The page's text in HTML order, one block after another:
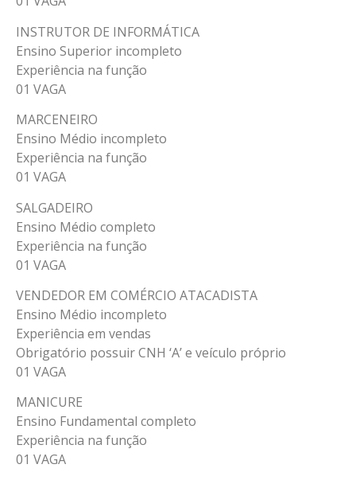
INSTRUTOR DE INFORMÁTICA
Ensino Superior incompleto
Experiência na função
01 VAGA
MARCENEIRO
Ensino Médio incompleto
Experiência na função
01 VAGA
SALGADEIRO
Ensino Médio completo
Experiência na função
01 VAGA
VENDEDOR EM COMÉRCIO ATACADISTA
Ensino Médio incompleto
Experiência em vendas
Obrigatório possuir CNH ‘A’ e veículo próprio
01 VAGA
MANICURE
Ensino Fundamental completo
Experiência na função
01 VAGA